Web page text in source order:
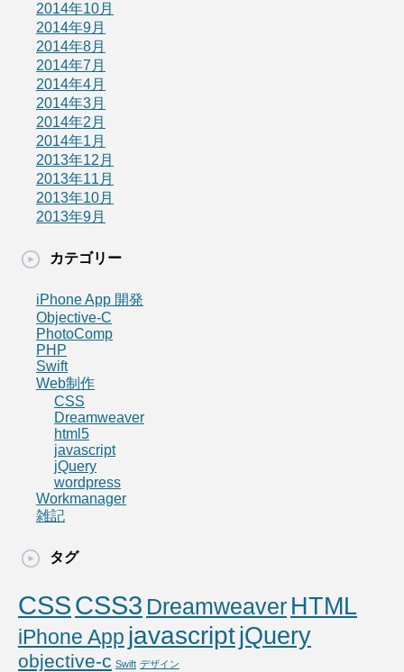
2014年10月
2014年9月
2014年8月
2014年7月
2014年4月
2014年3月
2014年2月
2014年1月
2013年12月
2013年11月
2013年10月
2013年9月
カテゴリー
iPhone App 開発
Objective-C
PhotoComp
PHP
Swift
Web制作
CSS
Dreamweaver
html5
javascript
jQuery
wordpress
Workmanager
雑記
タグ
CSSCSS3 Dreamweaver HTML
iPhone App javascriptjQuery
objective-c Swift デザイン